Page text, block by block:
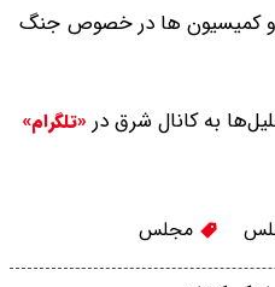
و کمیسیون ها در خصوص جنگ
به کانال شرق در «تلگرام»
مجلس